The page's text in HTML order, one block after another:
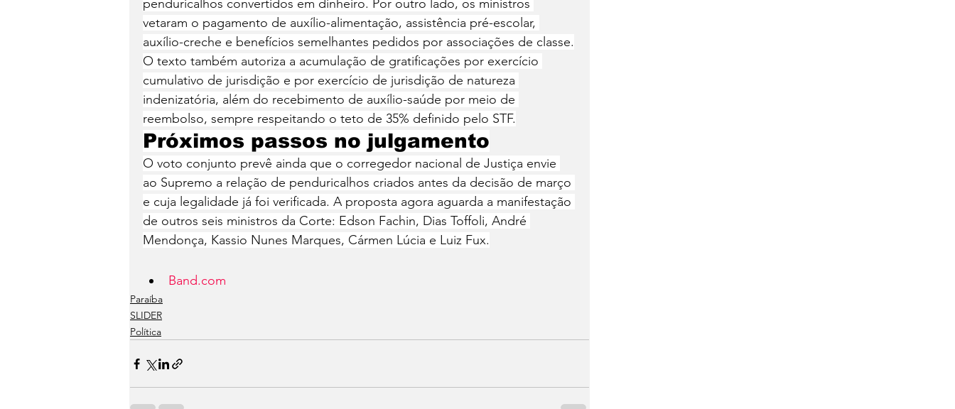
penduricalhos convertidos em dinheiro. Por outro lado, os ministros
vetaram o pagamento de auxílio-alimentação, assistência pré-escolar,
auxílio-creche e benefícios semelhantes pedidos por associações de classe.
O texto também autoriza a acumulação de gratificações por exercício
cumulativo de jurisdição e por exercício de jurisdição de natureza
indenizatória, além do recebimento de auxílio-saúde por meio de
reembolso, sempre respeitando o teto de 35% definido pelo STF.
Próximos passos no julgamento
O voto conjunto prevê ainda que o corregedor nacional de Justiça envie
ao Supremo a relação de penduricalhos criados antes da decisão de março
e cuja legalidade já foi verificada. A proposta agora aguarda a manifestação
de outros seis ministros da Corte: Edson Fachin, Dias Toffoli, André
Mendonça, Kassio Nunes Marques, Cármen Lúcia e Luiz Fux.
Band.com
Paraíba
SLIDER
Política